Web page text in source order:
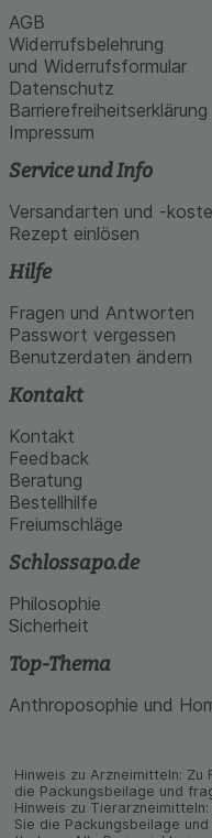
AGB
Widerrufsbelehrung
und Widerrufsformular
Datenschutz
Barrierefreiheitserklärung
Impressum
Service und Info
Versandarten und -
Rezept einlösen
Hilfe
Fragen und Antworten
Passwort vergessen
Benutzerdaten ändern
Kontakt
Kontakt
Feedback
Beratung
Bestellhilfe
Freiumschläge
Schlossapo.de
Philosophie
Sicherheit
Top-Thema
Anthroposophie und
Hinweis zu Arzneimitteln: Zu
die Packungs­beilage und
Hinweis zu
Sie die Packungs­beilage